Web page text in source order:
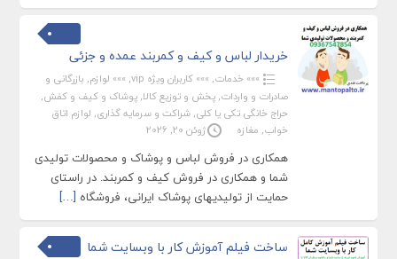
خریدار لباس و کیف و کمربند عمده و جزئی
»»» خدمات, »»» کاربران ویژه vip , »»» لوازم, بازرگانی و
صادرات و واردات, پخش و توزیع کالا, پوشاک و کیف و کفش,
حراج خانگی تکی یا کلی, شراکت و سرمایه گذاری, لوازم اتاق
خواب, مغازه ژوئن 20, 2026
همکاری در فروش لباس و پوشاک و محصولات تولیدی
شما و همکاری در فروش کیف و کمربند. در راستای
حمایت از تولیدیهای پوشاک ایرانی، فروشگاه […]
ساخت فیلم آموزش کار با وبسایت شما